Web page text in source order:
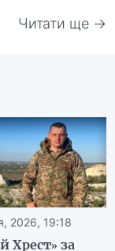
Читати ще →
2026, 19:18
Хрест» за